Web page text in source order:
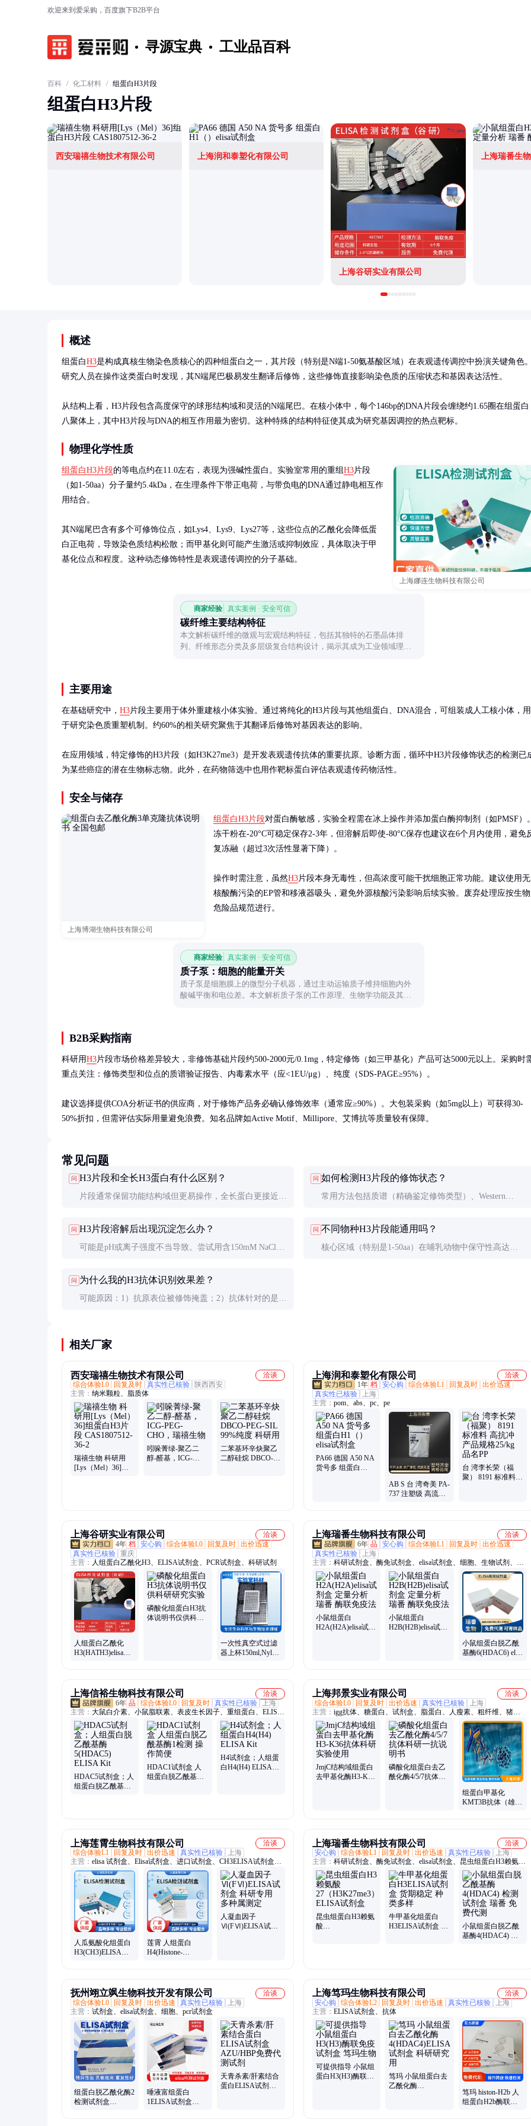
欢迎来到爱采购，百度旗下B2B平台
寻源宝典 工业品百科
百科 / 化工材料 / 组蛋白H3片段
组蛋白H3片段
西安瑞禧生物技术有限公司 上海润和泰塑化有限公司
上海谷研实业有限公司
上海瑞番生
概述
组蛋白H3是构成真核生物染色质核心的四种组蛋白之一，其片段（特别是N端1-50氨基酸区域）在表观遗传调控中扮演关键角色。
研究人员在操作这类蛋白时发现，其N端尾巴极易发生翻译后修饰，这些修饰直接影响染色质的压缩状态和基因表达活性。
从结构上看，H3片段包含高度保守的球形结构域和灵活的N端尾巴。在核小体中，每个146bp的DNA片段会缠绕约1.65圈在组蛋白
八聚体上，其中H3片段与DNA的相互作用最为密切。这种特殊的结构特征使其成为研究基因调控的热点靶标。
物理化学性质
上海娜连生物科技有限公司
组蛋白H3片段的等电点约在11.0左右，表现为强碱性蛋白。实验室常用的重组 H3片段
（如1-50aa）分子量约5.4kDa，在生理条件下带正电荷，与带负电的DNA通过静电相互作
用结合。
其N端尾巴含有多个可修饰位点，如Lys4、Lys9、Lys27等，这些位点的乙酰化会降低蛋
白正电荷，导致染色质结构松散；而甲基化则可能产生激活或抑制效应，具体取决于甲
基化位点和程度。这种动态修饰特性是表观遗传调控的分子基础。
商家经验 真实案例 · 安全可信
碳纤维主要结构特征
本文解析碳纤维的微观与宏观结构特征，包括其独特的石墨晶体排
列、纤维形态分类及多层级复合结构设计，揭示其成为工业领域理想
主要用途
在基础研究中， H3片段主要用于体外重建核小体实验。通过将纯化的H3片段与其他组蛋白、DNA混合，可组装成人工核小体，用
于研究染色质重塑机制。约60%的相关研究聚焦于其翻译后修饰对基因表达的影响。
在应用领域，特定修饰的H3片段（如H3K27me3）是开发表观遗传抗体的重要抗原。诊断方面，循环中H3片段修饰状态的检测已
为某些癌症的潜在生物标志物。此外，在药物筛选中也用作靶标蛋白评估表观遗传药物活性。
安全与储存
上海博湖生物科技有限公司
组蛋白H3片段对蛋白酶敏感，实验全程需在冰上操作并添加蛋白酶抑制剂（如PMSF）。
冻干粉在-20°C可稳定保存2-3年，但溶解后即使-80°C保存也建议在6个月内使用，避免
复冻融（超过3次活性显著下降）。
操作时需注意，虽然H3片段本身无毒性，但高浓度可能干扰细胞正常功能。建议使用无
核酸酶污染的EP管和移液器吸头，避免外源核酸污染影响后续实验。废弃处理应按生物
危险品规范进行。
商家经验 真实案例 · 安全可信
质子泵：细胞的能量开关
质子泵是细胞膜上的微型分子机器，通过主动运输质子维持细胞内外
酸碱平衡和电位差。本文解析质子泵的工作原理、生物学功能及其与
B2B采购指南
科研用H3片段市场价格差异较大，非修饰基础片段约500-2000元/0.1mg，特定修饰（如三甲基化）产品可达5000元以上。采购时
重点关注：修饰类型和位点的质谱验证报告、内毒素水平（应<1EU/μg）、纯度（SDS-PAGE≥95%）。
建议选择提供COA分析证书的供应商，对于修饰产品务必确认修饰效率（通常应≥90%）。大包装采购（如5mg以上）可获得30-
50%折扣，但需评估实际用量避免浪费。知名品牌如Active Motif、Millipore、艾博抗等质量较有保障。
常见问题
问 H3片段和全长H3蛋白有什么区别？
片段通常保留功能结构域但更易操作，全长蛋白更接近天
段足够；研究整体构象变化需全长蛋白。
问 如何检测H3片段的修饰状态？
常用方法包括质谱（精确鉴定修饰类型）、Western
式）。建议多种方法互相验证。
问 H3片段溶解后出现沉淀怎么办？
可能是pH或离子强度不当导致。尝试用含150mM NaCl的
烈涡旋以防蛋白变性。
问 不同物种H3片段能通用吗？
核心区域（特别是1-50aa）在哺乳动物中保守性高达
问 为什么我的H3抗体识别效果差？
可能原因：1）抗原表位被修饰掩盖；2）抗体针对的是特
相关厂家
西安瑞禧生物技术有限公司
洽谈
综合体验L0
回复及时 真实性已核验
陕西西安
主营： 纳米颗粒、脂质体
瑞禧生物 科研用
[Lys（Mel）36]组
吲哚菁绿-聚乙二
醇-醛基，ICG-
二苯基环辛炔聚乙
二醇硅烷 DBCO-
上海润和泰塑化有限公司
洽谈
1年 档 安心购 综合体验L1 回复及时 出价迅速
真实性已核验
上海
主营： pom、abs、pc、pe
PA66 德国 A50 NA
货号多 组蛋白
AB S 台 湾奇美 PA-
737 注塑级 高流动
台 湾李长荣（福
聚） 8191 标准料
上海谷研实业有限公司
洽谈
4年 档 安心购 综合体验L0 回复及时 出价迅速
真实性已核验 重庆
主营： 人组蛋白乙酰化H3、ELISA试剂盒、PCR试剂盒、科研试剂
人组蛋白乙酰化
H3(HATH3)elisa
磷酸化组蛋白H3抗
体说明书仅供科研
一次性真空式过滤
器上杯150ml,Nylon
上海瑞番生物科技有限公司
洽谈
6年 品 安心购 综合体验L1 回复及时 出价迅速
真实性已核验
上海
主营： 科研试剂盒、酶免试剂盒、elisa试剂盒、细胞、生物试剂、进
口ELISI试剂盒、PCR试剂盒
小鼠组蛋白
H2A(H2A)elisa试剂
小鼠组蛋白
H2B(H2B)elisa试剂
小鼠组蛋白脱乙酰
基酶6(HDAC6) elisa
上海信裕生物科技有限公司
洽谈
6年 品 综合体验L0 回复及时 真实性已核验
上海
主营： 大鼠白介素、小鼠脂联素、表皮生长因子、重组蛋白、ELISA
试剂盒、细胞因子
HDAC5试剂盒；人
组蛋白脱乙酰基酶
HDAC1试剂盒 人
组蛋白脱乙酰基酶1
H4试剂盒；人组蛋
白H4(H4) ELISA
上海邦景实业有限公司
洽谈
综合体验L0
回复及时 出价迅速 真实性已核验
上海
主营： igg抗体、糖蛋白、试剂盒、脂蛋白、人瘦素、粗纤维、猪睾
酮、烯二酮、nad激酶、测试盒、牛瘦素、牛胆酸、原果胶、磷酸
酶、犬肾素、含水量、人蛋白、甜菜碱、igm抗体、dna抗体、磷脂
酶、大鼠超、犬叶酸、人胆酸、样受体
JmjC结构域组蛋白
去甲基化酶H3-K36
磷酸化组蛋白去乙
酰化酶4/5/7抗体科
组蛋白甲基化
KMT3B抗体（雄激
上海莲霄生物科技有限公司
洽谈
综合体验L1
回复及时 出价迅速 真实性已核验
上海
主营： elisa 试剂盒、Elisa试剂盒、进口试剂盒、CH3ELISA试剂盒、
国产试剂盒、试剂、细胞、ELISA检测试剂盒、酶联免疫法、酶联免
疫试剂盒、酶活性检测、酶标仪检测
人瓜氨酸化组蛋白
H3(CH3)ELISA试
莲霄 人组蛋白
H4(Histone-
人凝血因子
Ⅵ(FⅥ)ELISA试剂
上海瑞番生物科技有限公司
洽谈
安心购
综合体验L1 回复及时 出价迅速 真实性已核验
上海
主营： 科研试剂盒、酶免试剂盒、elisa试剂盒、昆虫组蛋白H3赖氨酸
27、生化试剂盒、细胞、生物试剂、进口ELISA试剂盒、PCR试剂
盒、生化测试盒
昆虫组蛋白H3赖氨
酸
牛甲基化组蛋白
H3ELISA试剂盒 货
小鼠组蛋白脱乙酰
基酶4(HDAC4) 检
抚州翊立飒生物科技开发有限公司
洽谈
综合体验L0
回复及时 出价迅速 真实性已核验
上海
主营： 试剂盒、elisa试剂盒、细胞、pcr试剂盒
组蛋白脱乙酰化酶2
检测试剂盒
唾液富组蛋白
1ELISA试剂盒
天青杀素/肝素结合
蛋白ELISA试剂盒
上海笃玛生物科技有限公司
洽谈
安心购
综合体验L2 回复及时 出价迅速 真实性已核验
上海
主营： ELISA试剂盒、抗体
可提供指导 小鼠组
蛋白H3(H3)酶联免
笃玛 小鼠组蛋白去
乙酰化酶
笃玛 histon-H2b 人
组蛋白H2b酶联免